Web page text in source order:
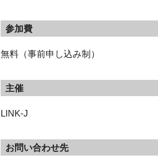
参加費
無料（事前申し込み制）
主催
LINK-J
お問い合わせ先